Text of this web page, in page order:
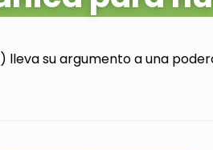
lleva su argumento a una